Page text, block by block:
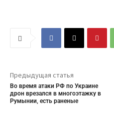
Предыдущая статья
Во время атаки РФ по Украине
дрон врезался в многоэтажку в
Румынии, есть раненые